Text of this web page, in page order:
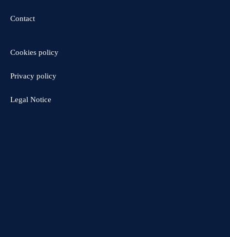
Contact
Cookies policy
Privacy policy
Legal Notice